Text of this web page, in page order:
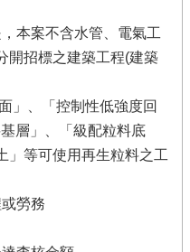
本案不含水管、電氣工
開招標之建築工程(建築
」、「控制性低強度回
層」、「級配粒料底
」等可使用再生粒料之工
勞務